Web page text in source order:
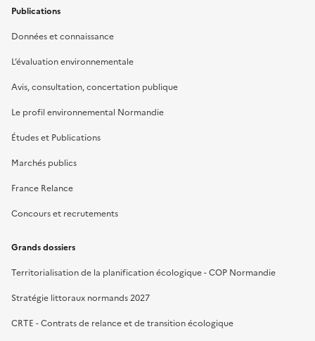
Publications
Données et connaissance
L’évaluation environnementale
Avis, consultation, concertation publique
Le profil environnemental Normandie
Études et Publications
Marchés publics
France Relance
Concours et recrutements
Grands dossiers
Territorialisation de la planification écologique - COP Normandie
Stratégie littoraux normands 2027
CRTE - Contrats de relance et de transition écologique